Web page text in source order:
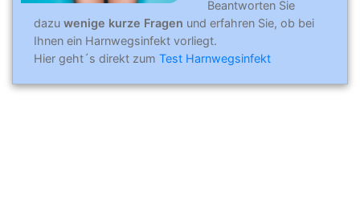
Beantworten Sie
dazu wenige kurze Fragen und erfahren Sie, ob bei
Ihnen ein Harnwegsinfekt vorliegt.
Hier geht´s direkt zum Test Harnwegsinfekt